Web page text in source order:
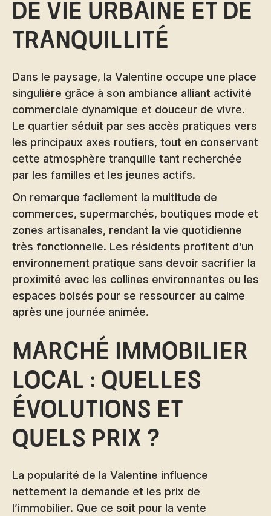
de vie urbaine et de
tranquillité
Dans le paysage, la Valentine occupe une place
singulière grâce à son ambiance alliant activité
commerciale dynamique et douceur de vivre.
Le quartier séduit par ses accès pratiques vers
les principaux axes routiers, tout en conservant
cette atmosphère tranquille tant recherchée
par les familles et les jeunes actifs.
On remarque facilement la multitude de
commerces, supermarchés, boutiques mode et
zones artisanales, rendant la vie quotidienne
très fonctionnelle. Les résidents profitent d’un
environnement pratique sans devoir sacrifier la
proximité avec les collines environnantes ou les
espaces boisés pour se ressourcer au calme
après une journée animée.
Marché immobilier
local : quelles
évolutions et
quels prix ?
La popularité de la Valentine influence
nettement la demande et les prix de
l’immobilier. Que ce soit pour la vente